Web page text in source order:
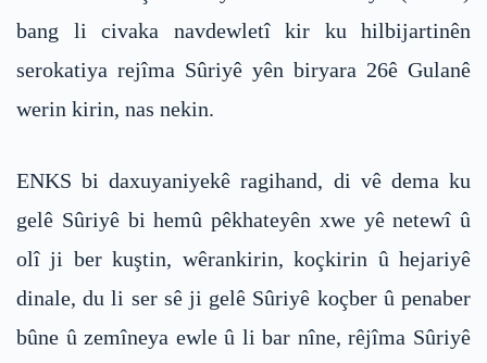
bang li civaka navdewletî kir ku hilbijartinên
serokatiya rejîma Sûriyê yên biryara 26ê Gulanê
werin kirin, nas nekin.
ENKS bi daxuyaniyekê ragihand, di vê dema ku
gelê Sûriyê bi hemû pêkhateyên xwe yê netewî û
olî ji ber kuştin, wêrankirin, koçkirin û hejariyê
dinale, du li ser sê ji gelê Sûriyê koçber û penaber
bûne û zemîneya ewle û li bar nîne, rêjîma Sûriyê